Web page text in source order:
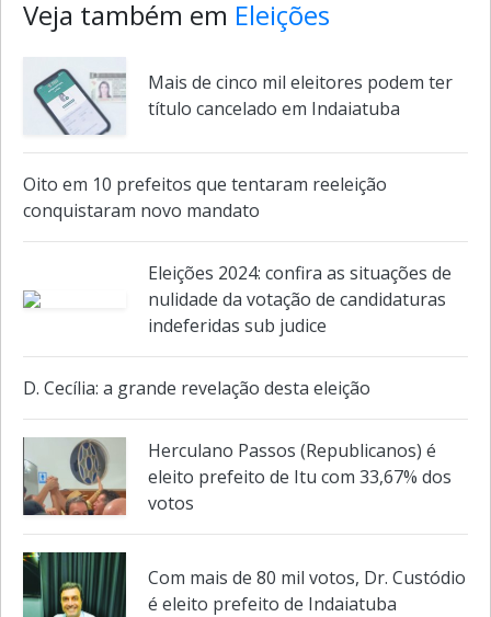
Veja também em Eleições
Mais de cinco mil eleitores podem ter
título cancelado em Indaiatuba
Oito em 10 prefeitos que tentaram reeleição
conquistaram novo mandato
Eleições 2024: confira as situações de
nulidade da votação de candidaturas
indeferidas sub judice
D. Cecília: a grande revelação desta eleição
Herculano Passos (Republicanos) é
eleito prefeito de Itu com 33,67% dos
votos
Com mais de 80 mil votos, Dr. Custódio
é eleito prefeito de Indaiatuba